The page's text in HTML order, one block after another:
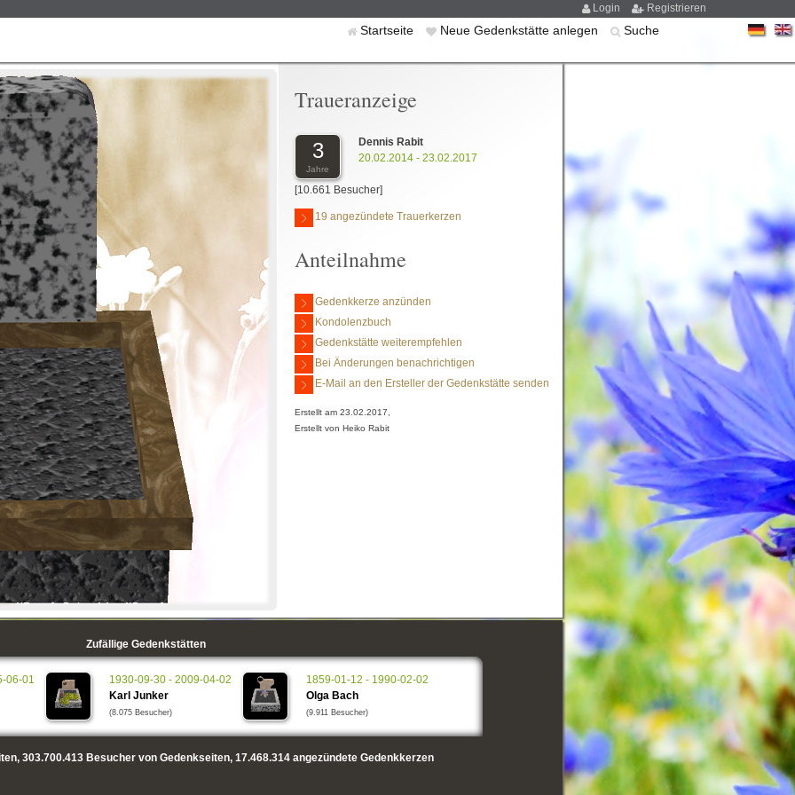
Login Registrieren
Startseite Neue Gedenkstätte anlegen Suche
Traueranzeige
3
Jahre
Dennis Rabit
20.02.2014 - 23.02.2017
[10.661 Besucher]
19 angezündete Trauerkerzen
Anteilnahme
Gedenkkerze anzünden
Kondolenzbuch
Gedenkstätte weiterempfehlen
Bei Änderungen benachrichtigen
E-Mail an den Ersteller der Gedenkstätte senden
Erstellt am 23.02.2017,
Erstellt von Heiko Rabit
Zufällige Gedenkstätten
06-01
1930-09-30 - 2009-04-02
Karl Junker
(8.075 Besucher)
1859-01-12 - 1990-02-02
Olga Bach
(9.911 Besucher)
303.700.413Besucher von Gedenkseiten, 17.468.314angezündete Gedenkkerzen